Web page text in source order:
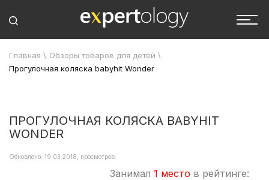
Главная \ Обзоры товаров для детей \
Прогулочная коляска babyhit Wonder
ПРОГУЛОЧНАЯ КОЛЯСКА BABYHIT
WONDER
Обновлено: 19.03.2018, просмотров:
Занимал 1 место в рейтинге: